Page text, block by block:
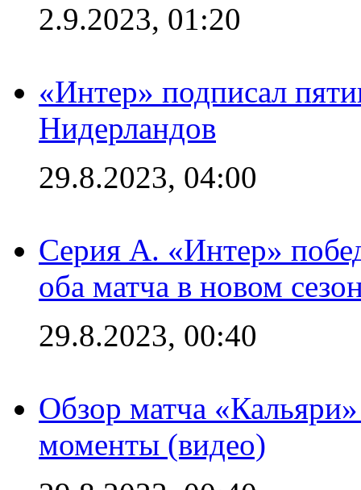
2.9.2023, 01:20
«Интер» подписал
Нидерландов
29.8.2023, 04:00
Серия А. «Интер»
оба матча в новом
29.8.2023, 00:40
Обзор матча
моменты (видео)